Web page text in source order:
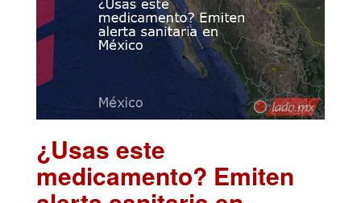
¿Usas este
medicamento? Emiten